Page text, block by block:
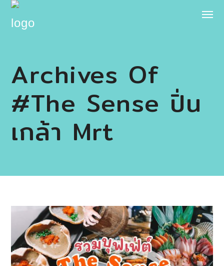
Archives Of
#the Sense ปิ่น
เกล้า Mrt